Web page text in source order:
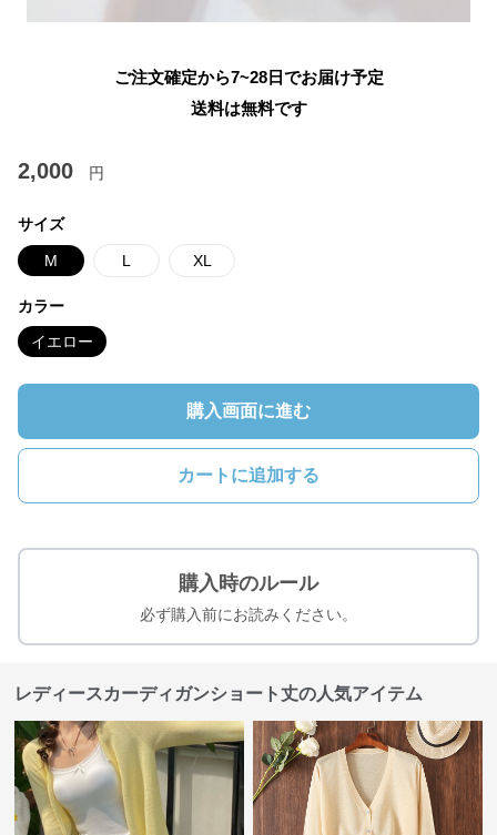
ご注文確定から7~28日でお届け予定
送料は無料です
2,000 円
サイズ
M L XL
カラー
イエロー
購入画面に進む
カートに追加する
購入時のルール
必ず購入前にお読みください。
レディースカーディガンショート丈の人気アイテム